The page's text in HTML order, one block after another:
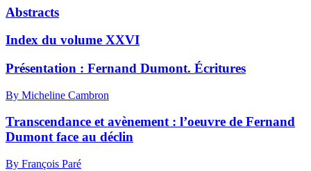
Abstracts
Index du volume XXVI
Présentation : Fernand Dumont. Écritures
By Micheline Cambron
Transcendance et avènement : l’oeuvre de Fernand
Dumont face au déclin
By François Paré